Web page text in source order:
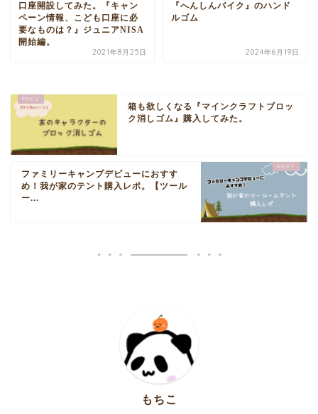
口座開設してみた。『キャン
ペーン情報、こども口座に必
要なものは？』ジュニアNISA
開始編。
2021年8月25日
『へんしんバイク』のハンド
ルゴム
2024年6月19日
箱も欲しくなる『マインクラフトブロッ
ク消しゴム』購入してみた。
ファミリーキャンプデビューにおすす
め！我が家のテント購入レポ。【ツール
ー...
もちこ